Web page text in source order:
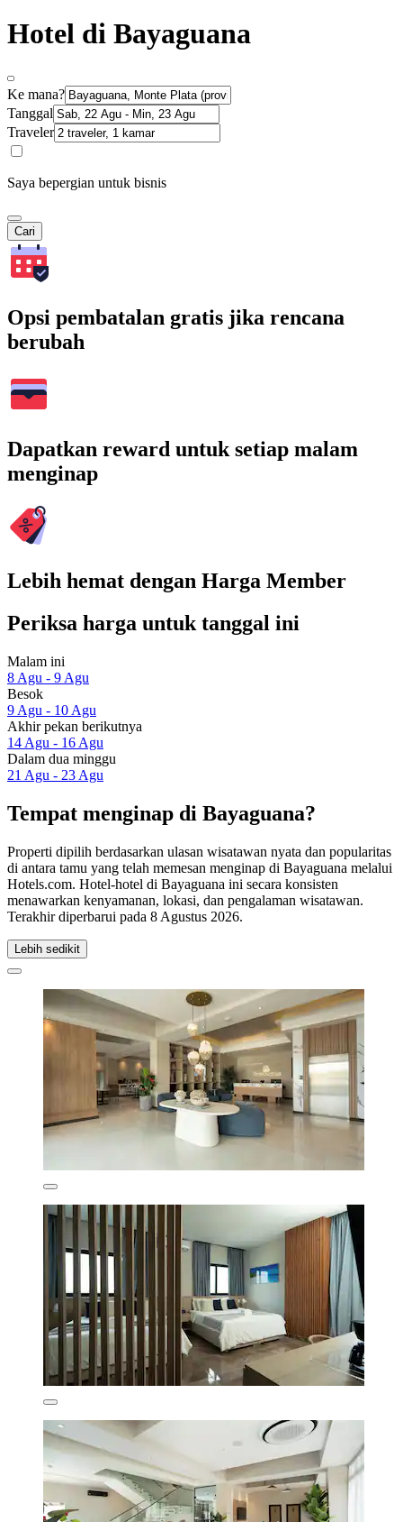
Hotel di Bayaguana
Ke mana?
Tanggal
Traveler
Saya bepergian untuk bisnis
Cari
Opsi pembatalan gratis jika rencana
berubah
Dapatkan reward untuk setiap malam
menginap
Lebih hemat dengan Harga Member
Periksa harga untuk tanggal ini
Malam ini
8 Agu - 9 Agu
Besok
9 Agu - 10 Agu
Akhir pekan berikutnya
14 Agu - 16 Agu
Dalam dua minggu
21 Agu - 23 Agu
Tempat menginap di Bayaguana?
Properti dipilih berdasarkan ulasan wisatawan nyata dan popularitas
di antara tamu yang telah memesan menginap di Bayaguana melalui
Hotels.com. Hotel-hotel di Bayaguana ini secara konsisten
menawarkan kenyamanan, lokasi, dan pengalaman wisatawan.
Terakhir diperbarui pada 8 Agustus 2026.
Lebih sedikit